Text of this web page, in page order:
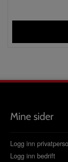
Mine sider
Logg inn
Logg inn bedrift